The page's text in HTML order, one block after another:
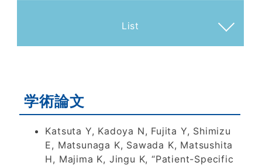
List
2023
2022
2021
2020
2019
2018
学術論文
Katsuta Y, Kadoya N, Fujita Y, Shimizu
E, Matsunaga K, Sawada K, Matsushita
H, Majima K, Jingu K, “Patient-Specific